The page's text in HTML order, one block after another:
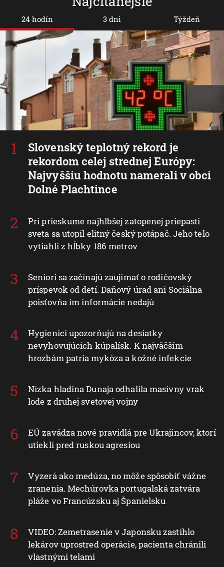
24 hodín
Slovenský teplotný rekord je
rekordom celej strednej Európy:
Najvyššiu hodnotu namerali v obci
Dolné Plachtince
Pri prieskume najhlbšej zatopenej priepasti
sveta sa utopil elitný český potápač. Jeho telo
vytiahli z hĺbky 186 metrov
Seniori sa začínajú zaujímať o rodičovský
príspevok od detí. Daňový úrad ani Sociálna
poisťovňa im informácie nedajú
Hygienici upozorňujú na desiatky
nevyhovujúcich kúpalísk. K najväčším
hrozbám patria mykóza a kožné infekcie
Nízka hladina Dunaja odhalila masívny vrak
lode z druhej svetovej vojny
EÚ zavádza nové pravidlá pre Ukrajincov, ktorí
utiekli pred ruskou agresiou
Vyzerá ako medúza, no môže spôsobiť vážne
zranenia. Mechúrovka portugalská zatvára
pláže vo Francúzsku aj Španielsku
VIDEO: Zemetrasenie v Japonsku zastihlo
lekárov uprostred operácie, pacienta chránili
vlastnými telami
3 dni Týždeň